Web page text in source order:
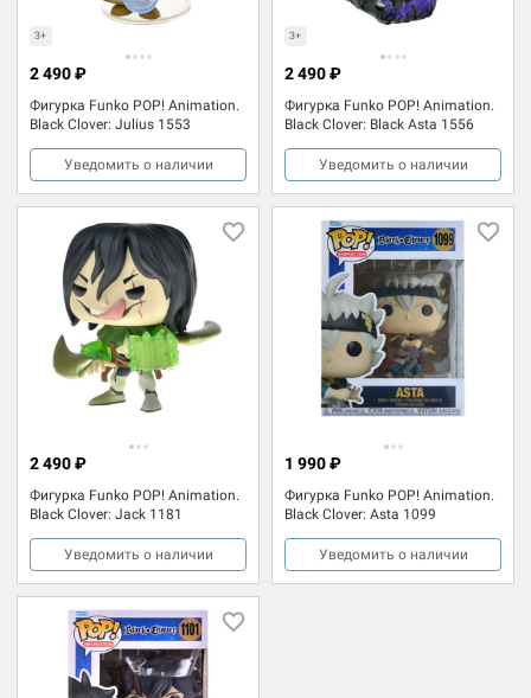
3+
Фигурка Funko POP! Animation.
Black Clover: Julius 1553
2 490 ₽
Уведомить о наличии
3+
Фигурка Funko POP! Animation.
Black Clover: Black Asta 1556
2 490 ₽
Уведомить о наличии
Фигурка Funko POP! Animation.
Black Clover: Jack 1181
2 490 ₽
Уведомить о наличии
Фигурка Funko POP! Animation.
Black Clover: Asta 1099
1 990 ₽
Уведомить о наличии